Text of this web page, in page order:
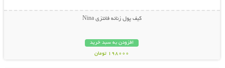
کیف پول زنانه فانتزی Nina
افزودن به سبد خرید
198000 تومان